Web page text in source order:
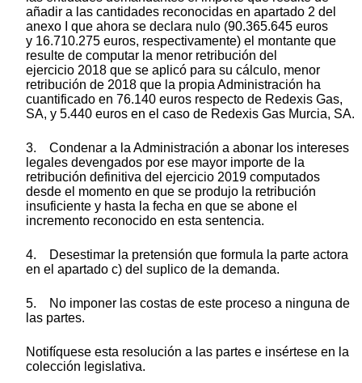
añadir a las cantidades reconocidas en apartado 2 del
anexo I que ahora se declara nulo (90.365.645 euros
y 16.710.275 euros, respectivamente) el montante que
resulte de computar la menor retribución del
ejercicio 2018 que se aplicó para su cálculo, menor
retribución de 2018 que la propia Administración ha
cuantificado en 76.140 euros respecto de Redexis Gas,
SA, y 5.440 euros en el caso de Redexis Gas Murcia, SA.
3. Condenar a la Administración a abonar los intereses
legales devengados por ese mayor importe de la
retribución definitiva del ejercicio 2019 computados
desde el momento en que se produjo la retribución
insuficiente y hasta la fecha en que se abone el
incremento reconocido en esta sentencia.
4. Desestimar la pretensión que formula la parte actora
en el apartado c) del suplico de la demanda.
5. No imponer las costas de este proceso a ninguna de
las partes.
Notifíquese esta resolución a las partes e insértese en la
colección legislativa.